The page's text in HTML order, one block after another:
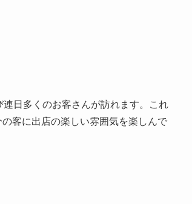
日多くのお客さんが訪れます。これ
客に出店の楽しい雰囲気を楽しんで